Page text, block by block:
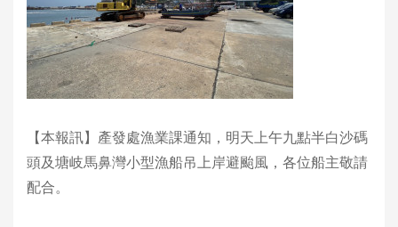
【本報訊】產發處漁業課通知，明天上午九點半白沙碼
頭及塘岐馬鼻灣小型漁船吊上岸避颱風，各位船主敬請
配合。